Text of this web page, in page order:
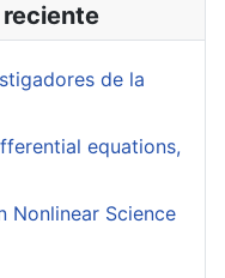
reciente
de la
equations,
Nonlinear Science